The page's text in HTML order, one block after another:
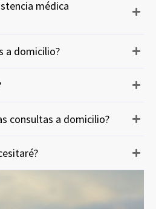
médica
a domicilio?
consultas a domicilio?